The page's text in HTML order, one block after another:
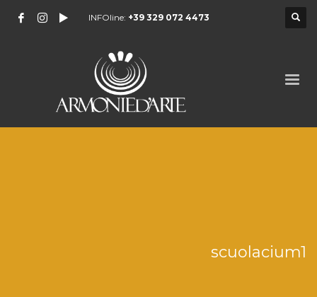
INFOline: +39 329 072 4473
scuolacium1